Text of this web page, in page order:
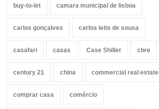
buy-to-let camara municipal de lisboa
carlos gonçalves carlos leite de sousa
casafari casas Case Shiller cbre
century 21 china commercial real estate
comprar casa comércio